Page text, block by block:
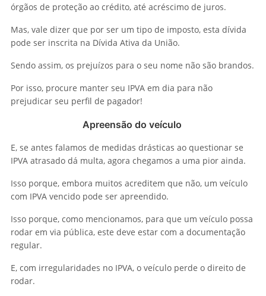
órgãos de proteção ao crédito, até acréscimo de juros.
Mas, vale dizer que por ser um tipo de imposto, esta dívida
pode ser inscrita na Dívida Ativa da União.
Sendo assim, os prejuízos para o seu nome não são brandos.
Por isso, procure manter seu IPVA em dia para não
prejudicar seu perfil de pagador!
Apreensão do veículo
E, se antes falamos de medidas drásticas ao questionar se
IPVA atrasado dá multa, agora chegamos a uma pior ainda.
Isso porque, embora muitos acreditem que não, um veículo
com IPVA vencido pode ser apreendido.
Isso porque, como mencionamos, para que um veículo possa
rodar em via pública, este deve estar com a documentação
regular.
E, com irregularidades no IPVA, o veículo perde o direito de
rodar.